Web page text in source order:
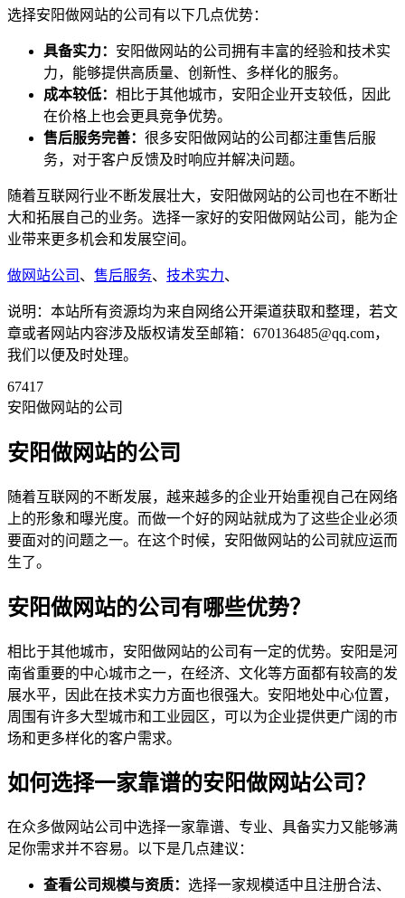
选择安阳做网站的公司有以下几点优势：
具备实力： 安阳做网站的公司拥有丰富的经验和技术实
力，能够提供高质量、创新性、多样化的服务。
成本较低： 相比于其他城市，安阳企业开支较低，因此
在价格上也会更具竞争优势。
售后服务完善： 很多安阳做网站的公司都注重售后服
务，对于客户反馈及时响应并解决问题。
随着互联网行业不断发展壮大，安阳做网站的公司也在不断壮
大和拓展自己的业务。选择一家好的安阳做网站公司，能为企
业带来更多机会和发展空间。
做网站公司 、 售后服务、 技术实力、
说明：本站所有资源均为来自网络公开渠道获取和整理，若文
章或者网站内容涉及版权请发至邮箱：670136485@qq.com，
我们以便及时处理。
67417
安阳做网站的公司
安阳做网站的公司
随着互联网的不断发展，越来越多的企业开始重视自己在网络
上的形象和曝光度。而做一个好的网站就成为了这些企业必须
要面对的问题之一。在这个时候，安阳做网站的公司就应运而
生了。
安阳做网站的公司有哪些优势？
相比于其他城市，安阳做网站的公司有一定的优势。安阳是河
南省重要的中心城市之一，在经济、文化等方面都有较高的发
展水平，因此在技术实力方面也很强大。安阳地处中心位置，
周围有许多大型城市和工业园区，可以为企业提供更广阔的市
场和更多样化的客户需求。
如何选择一家靠谱的安阳做网站公司？
在众多做网站公司中选择一家靠谱、专业、具备实力又能够满
足你需求并不容易。以下是几点建议：
查看公司规模与资质： 选择一家规模适中且注册合法、